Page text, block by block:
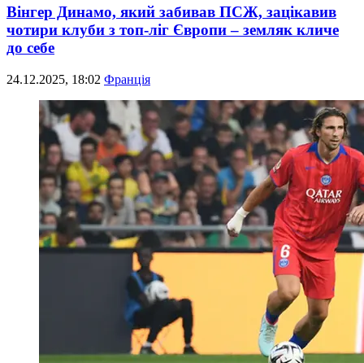
Вінгер Динамо, який забивав ПСЖ, зацікавив
чотири клуби з топ-ліг Європи – земляк кличе
до себе
24.12.2025, 18:02 Франція